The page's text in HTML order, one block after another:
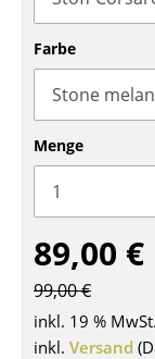
Einzelteile
... alle
Tische
Esstische
Beistelltische
Couchtische
Schreibtische
Sekretäre &
Farbe
Menge
89,00 €
99,00 €
inkl. 19 % MwSt.
inkl. Versand